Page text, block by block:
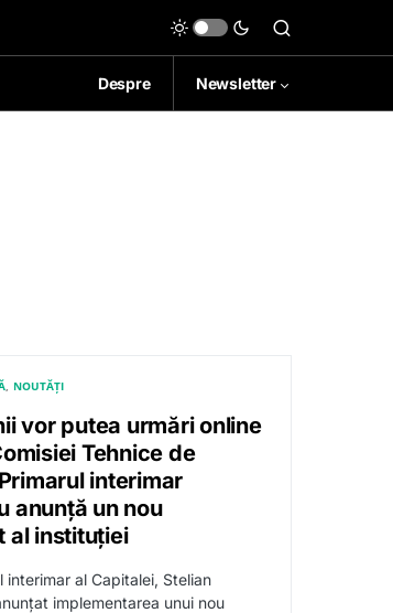
Despre Newsletter
NOUTĂȚI
vor putea urmări online
Tehnice de
interimar
anunță un nou
al instituției
interimar al Capitalei, Stelian
implementarea unui nou